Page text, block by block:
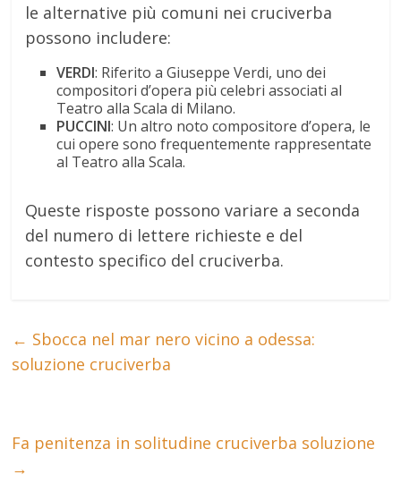
le alternative più comuni nei cruciverba
possono includere:
VERDI: Riferito a Giuseppe Verdi, uno dei
compositori d’opera più celebri associati al
Teatro alla Scala di Milano.
PUCCINI: Un altro noto compositore d’opera, le
cui opere sono frequentemente rappresentate
al Teatro alla Scala.
Queste risposte possono variare a seconda
del numero di lettere richieste e del
contesto specifico del cruciverba.
← Sbocca nel mar nero vicino a odessa:
soluzione cruciverba
Fa penitenza in solitudine cruciverba soluzione
→